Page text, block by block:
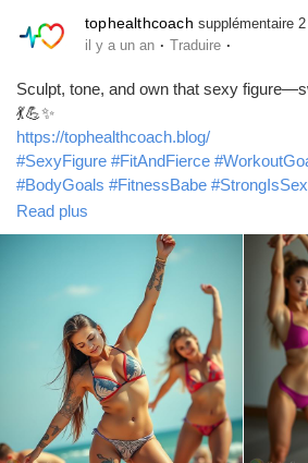
Découvrir Groupes
Mes groupes
Découvrir Pages
Pages aimées
tophealthcoach supplémentaire
il y a un an · Traduire ·
Sculpt, tone, and own that sexy
💃💪✨
https://tophealthcoach.blog/
#SexyFigure #FitAndFierce
#BodyGoals #FitnessBabe
#WorkoutGymExercises
#CurvesAndConfidence #FitChick
#GymForExercise
#HealthAndFitness #LeanAndStrong
Read plus